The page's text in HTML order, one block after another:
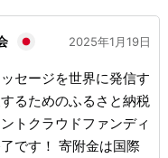
2025年1月19日
セージを世界に発信す
るためのふるさと納税
トクラウドファンディ
です！ 寄附金は国際